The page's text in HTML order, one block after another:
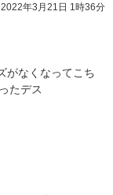
2022年3月21日 1時36分
がなくなってこち
たデス